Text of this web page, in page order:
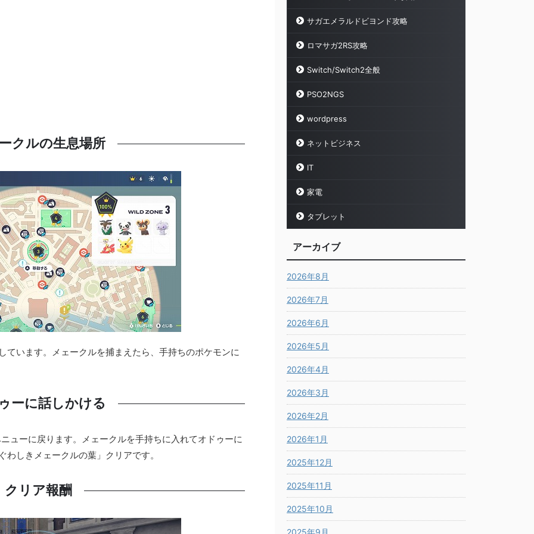
クルの生息場所
ています。メェークルを捕まえたら、手持ちのポケモンに
ーに話しかける
ューに戻ります。メェークルを手持ちに入れてオドゥーに
しきメェークルの葉」クリアです。
クリア報酬
サガエメラルドビヨンド攻略
ロマサガ2RS攻略
Switch/Switch2全般
PSO2NGS
wordpress
ネットビジネス
IT
家電
タブレット
アーカイブ
2026年8月
2026年7月
2026年6月
2026年5月
2026年4月
2026年3月
2026年2月
2026年1月
2025年12月
2025年11月
2025年10月
2025年9月